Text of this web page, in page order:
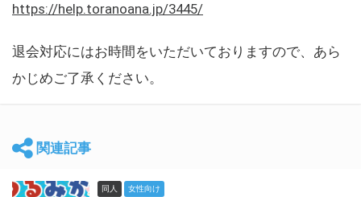
https://help.toranoana.jp/3445/
退会対応にはお時間をいただいておりますので、あら
かじめご了承ください。
関連記事
同人 女性向け